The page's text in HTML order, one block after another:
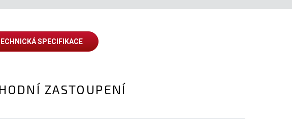
SPECIFIKACE
ZASTOUPENÍ